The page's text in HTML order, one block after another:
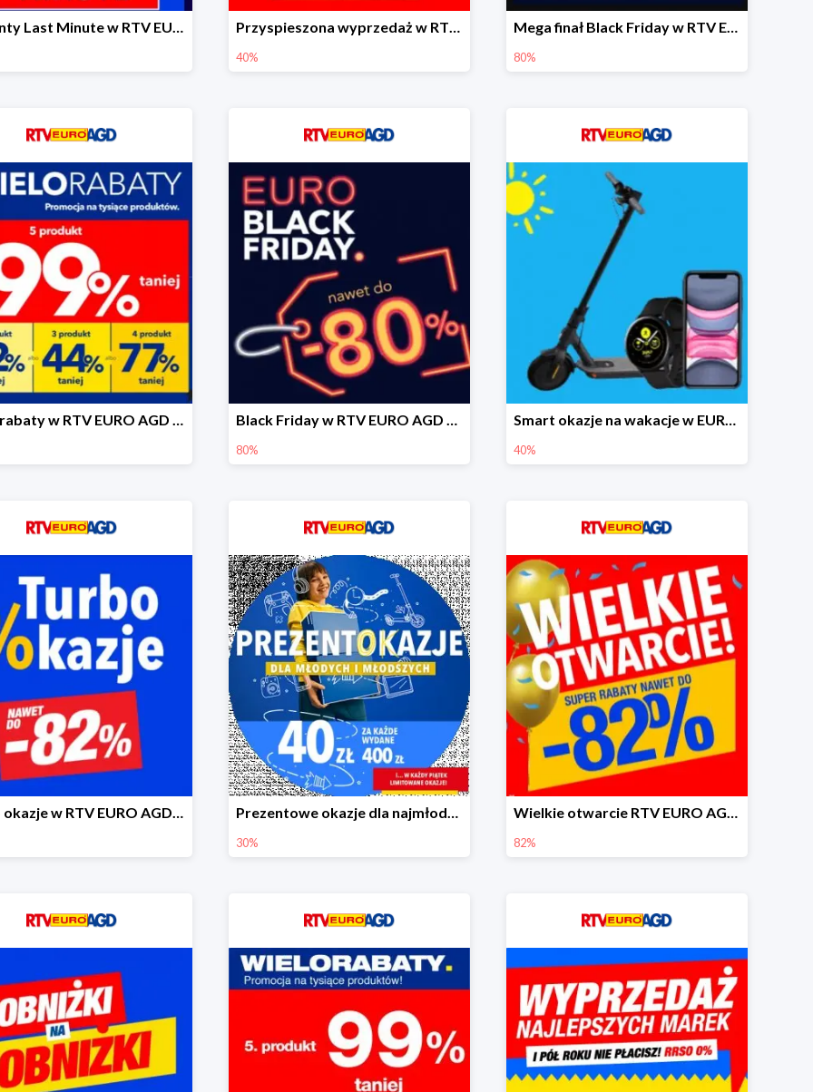
Prezenty Last Minute w RTV EURO AGD do -50% Przyspieszona wyprzedaż w RTV EURO AGD do -40% - gwarancja dostawy przed Świętami
40%
Mega finał Black Friday w RTV EEURO AGD do -80%
80%
Wielorabaty w RTV EURO AGD do -99% Black Friday w RTV EURO AGD do -80%
80%
Smart okazje na wakacje w EURO RTV AGD do -40%
40%
Turbo okazje w RTV EURO AGD do -82% Prezentowe okazje dla najmłodszych w RTV EURO AGD
30%
Wielkie otwarcie RTV EURO AGD - rabaty do -82%
82%